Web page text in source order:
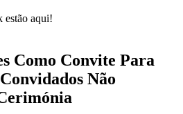
estão aqui!
Como Convite Para
Não